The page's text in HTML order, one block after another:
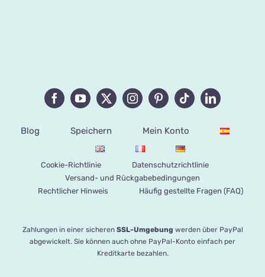
Blog Speichern Mein Konto
Cookie-Richtlinie
Datenschutzrichtlinie
Versand- und Rückgabebedingungen
Rechtlicher Hinweis
Häufig gestellte Fragen (FAQ)
Zahlungen in einer sicheren SSL-Umgebung werden über PayPal
abgewickelt. Sie können auch ohne PayPal-Konto einfach per
Kreditkarte bezahlen.